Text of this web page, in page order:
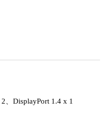
、DisplayPort 1.4 x 1